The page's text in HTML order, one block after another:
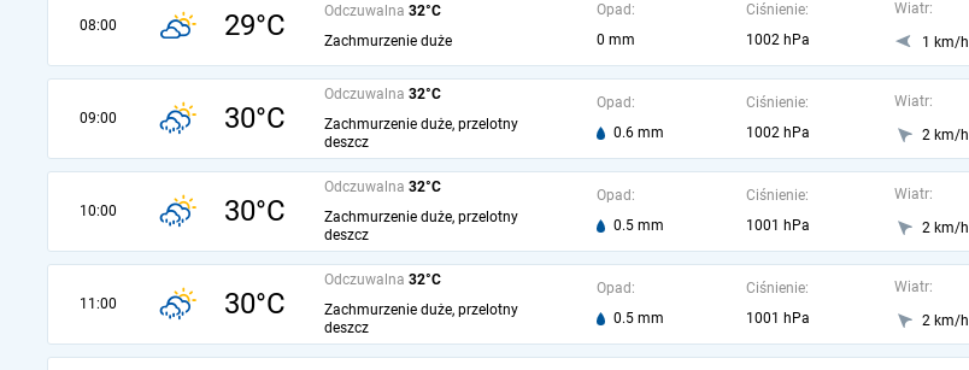
08:00 29°C Odczuwalna 32°C
Zachmurzenie duże
Opad:
0 mm
Ciśnienie:
1002 hPa
Wiatr:
1 km/h
09:00 30°C
Odczuwalna 32°C
Zachmurzenie duże, przelotny
deszcz
Opad:
0.6 mm
Ciśnienie:
1002 hPa
Wiatr:
2 km/h
10:00 30°C
Odczuwalna 32°C
Zachmurzenie duże, przelotny
deszcz
Opad:
0.5 mm
Ciśnienie:
1001 hPa
Wiatr:
2 km/h
11:00 30°C
Odczuwalna 32°C
Zachmurzenie duże, przelotny
deszcz
Opad:
0.5 mm
Ciśnienie:
1001 hPa
Wiatr:
2 km/h